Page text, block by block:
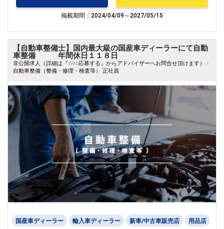
掲載期間：2024/04/09～2027/05/15
【自動車整備士】国内最大級の国産車ディーラーにて自動
車整備 年間休日１１８日
非公開求人（詳細は『Web応募する』からアドバイザーへお問合せ頂けます） /
自動車整備（整備・修理・検査等） 正社員
国産車ディーラー 輸入車ディーラー 新車/中古車販売店 用品店